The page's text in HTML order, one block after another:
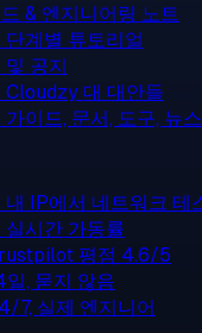
& 엔지니어링 노트
단계별 튜토리얼
및 공지
Cloudzy 대 대안들
가이드, 문서, 도구, 뉴스
내 IP에서 네트워크 테
실시간 가동률
평점 4.6/5
일, 묻지 않음
7, 실제 엔지니어